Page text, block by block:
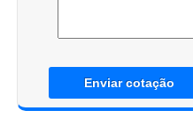
Enviar cotação